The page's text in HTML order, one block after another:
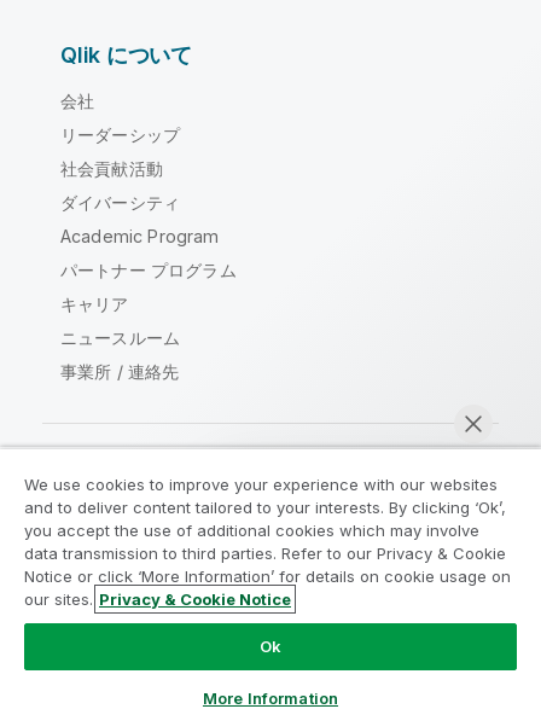
Qlik について
会社
リーダーシップ
社会貢献活動
ダイバーシティ
Academic Program
パートナー プログラム
キャリア
ニュースルーム
事業所 / 連絡先
Qlik コミュニティ
法的契約 製品規約
Legal Policies
リーガルポリシー
利用規約
Do Not Share My Info
Copyright © 1993-2026 QlikTech International AB.無断複写・
We use cookies to improve your experience with our websites
and to deliver content tailored to your interests. By clicking ‘Ok’,
you accept the use of additional cookies which may involve
data transmission to third parties. Refer to our Privacy & Cookie
Notice or click ‘More Information’ for details on cookie usage on
our sites. Privacy & Cookie Notice
Ok
More Information